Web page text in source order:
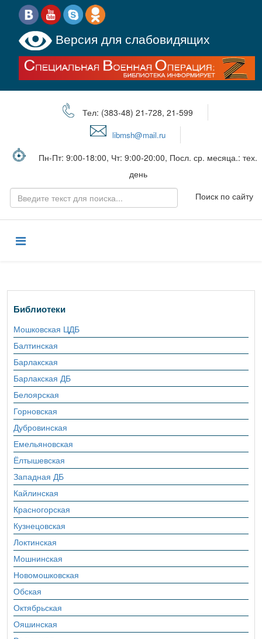
Версия для слабовидящих
Тел: (383-48) 21-728, 21-599
libmsh@mail.ru
Пн-Пт: 9:00-18:00, Чт: 9:00-20:00, Посл. ср. месяца.: тех.
день
Поиск по сайту
Библиотеки
Мошковская ЦДБ
Балтинская
Барлакская
Барлакская ДБ
Белоярская
Горновская
Дубровинская
Емельяновская
Ёлтышевская
Западная ДБ
Кайлинская
Красногорская
Кузнецовская
Локтинская
Мошнинская
Новомошковская
Обская
Октябрьская
Ояшинская